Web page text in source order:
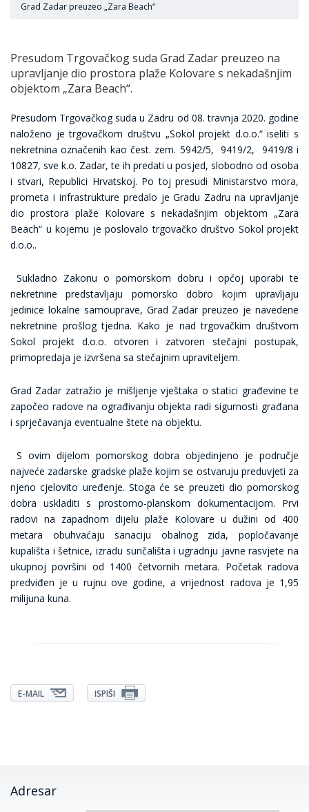
Grad Zadar preuzeo „Zara Beach“
Presudom Trgovačkog suda Grad Zadar preuzeo na
upravljanje dio prostora plaže Kolovare s nekadašnjim
objektom „Zara Beach“.
Presudom Trgovačkog suda u Zadru od 08. travnja 2020. godine
naloženo je trgovačkom društvu „Sokol projekt d.o.o.“ iseliti s
nekretnina označenih kao čest. zem. 5942/5, 9419/2, 9419/8 i
10827, sve k.o. Zadar, te ih predati u posjed, slobodno od osoba
i stvari, Republici Hrvatskoj. Po toj presudi Ministarstvo mora,
prometa i infrastrukture predalo je Gradu Zadru na upravljanje
dio prostora plaže Kolovare s nekadašnjim objektom „Zara
Beach“ u kojemu je poslovalo trgovačko društvo Sokol projekt
d.o.o..
Sukladno Zakonu o pomorskom dobru i općoj uporabi te
nekretnine predstavljaju pomorsko dobro kojim upravljaju
jedinice lokalne samouprave, Grad Zadar preuzeo je navedene
nekretnine prošlog tjedna. Kako je nad trgovačkim društvom
Sokol projekt d.o.o. otvoren i zatvoren stečajni postupak,
primopredaja je izvršena sa stečajnim upraviteljem.
Grad Zadar zatražio je mišljenje vještaka o statici građevine te
započeo radove na ograđivanju objekta radi sigurnosti građana
i sprječavanja eventualne štete na objektu.
S ovim dijelom pomorskog dobra objedinjeno je područje
najveće zadarske gradske plaže kojim se ostvaruju preduvjeti za
njeno cjelovito uređenje. Stoga će se preuzeti dio pomorskog
dobra uskladiti s prostorno-planskom dokumentacijom. Prvi
radovi na zapadnom dijelu plaže Kolovare u dužini od 400
metara obuhvaćaju sanaciju obalnog zida, popločavanje
kupališta i šetnice, izradu sunčališta i ugradnju javne rasvjete na
ukupnoj površini od 1400 četvornih metara. Početak radova
predviđen je u rujnu ove godine, a vrijednost radova je 1,95
milijuna kuna.
E-MAIL ISPIŠI
Adresar